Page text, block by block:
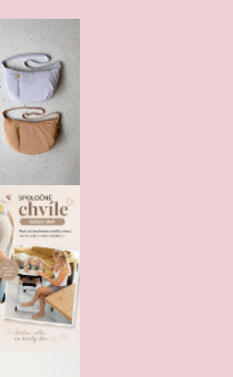
podmienkami ochrany